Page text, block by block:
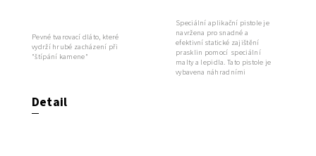
Detail
Pevné tvarovací dláto, které
vydrží hrubé zacházení při
"štípání kamene"
Speciální aplikační pistole je
navržena pro snadné a
efektivní statické zajištění
prasklin pomocí speciální
malty a lepidla. Tato pistole je
vybavena náhradními